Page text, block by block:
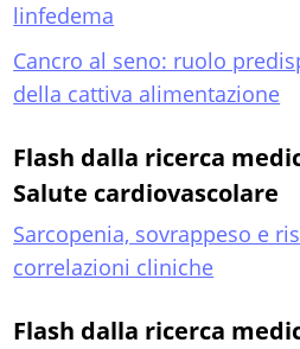
linfedema
Cancro al seno: ruolo
della cattiva alimentazione
Flash dalla ricerca
Salute cardiovascolare
Sarcopenia, sovrappeso e
correlazioni cliniche
Flash dalla ricerca